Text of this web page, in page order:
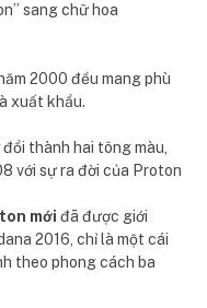
sang chữ hoa
2000 đều mang phù
xuất khẩu.
thành hai tông màu,
với sự ra đời của Proton
mới đã được giới
2016, chỉ là một cái
theo phong cách ba